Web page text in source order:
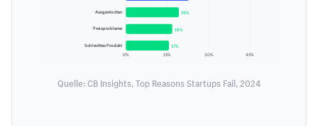
0% 15% 30% 45%
Ausgestochen 19%
Preisprobleme 18%
Schlechtes Produkt 17%
Quelle: CB Insights, Top Reasons Startups Fail, 2024